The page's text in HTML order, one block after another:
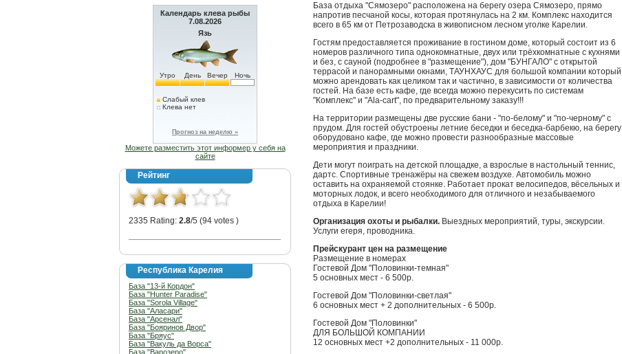
Календарь клева рыбы
7.08.2026
Язь
Утро День Вечер Ночь
Слабый клев
Клева нет
Прогноз на неделю »
Можете разместить этот информер у себя на
сайте
Рейтинг
2335 Rating: 2.8/5 (94 votes )
Республика Карелия
База "13-й Кордон"
База "Hunter Paradise"
База "Sorola Village"
База "Аласари"
База "Арсенал"
База "Бояринов Двор"
База "Бряус"
База "Вакуль да Ворса"
База "Варозеро"
База отдыха "Сямозеро" расположена на берегу озера Сямозеро, прямо
напротив песчаной косы, которая протянулась на 2 км. Комплекс находится
всего в 65 км от Петрозаводска в живописном лесном уголке Карелии.
Гостям предоставляется проживание в гостином доме, который состоит из 6
номеров различного типа однокомнатные, двух или трёхкомнатные с кухнями
и без, с сауной (подробнее в "размещение"), дом "БУНГАЛО" с открытой
террасой и панорамными окнами, ТАУНХАУС для большой компании который
можно арендовать как целиком так и частично, в зависимости от количества
гостей. На базе есть кафе, где всегда можно перекусить по системам
"Комплекс" и "Ala-cart", по предварительному заказу!!!
На территории размещены две русские бани - "по-белому" и "по-черному" с
прудом. Для гостей обустроены летние беседки и беседка-барбекю, на берегу
оборудовано кафе, где можно провести разнообразные массовые
мероприятия и праздники.
Дети могут поиграть на детской площадке, а взрослые в настольный теннис,
дартс. Спортивные тренажёры на свежем воздухе. Автомобиль можно
оставить на охраняемой стоянке. Работает прокат велосипедов, вёсельных и
моторных лодок, и всего необходимого для отличного и незабываемого
отдыха в Карелии!
Организация охоты и рыбалки. Выездных мероприятий, туры, экскурсии.
Услуги егеря, проводника.
Прейскурант цен на размещение
Размещение в номерах
Гостевой Дом "Половинки-темная"
5 основных мест - 6 500р.
Гостевой Дом "Половинки-светлая"
6 основных мест + 2 дополнительных - 6 500р.
Гостевой Дом "Половинки"
ДЛЯ БОЛЬШОЙ КОМПАНИИ
12 основных мест +2 дополнительных - 11 000р.